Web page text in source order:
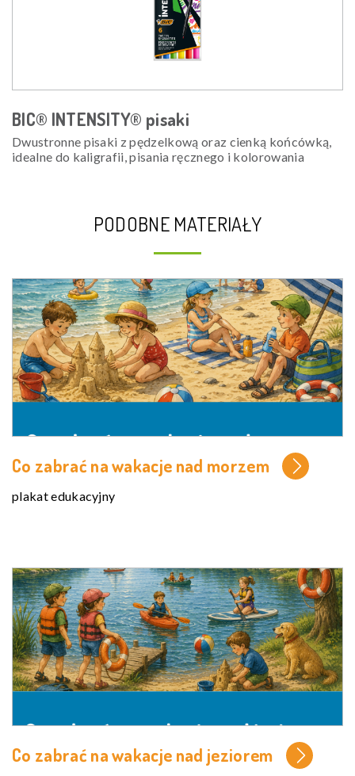
BIC® INTENSITY® pisaki
Dwustronne pisaki z pędzelkową oraz cienką końcówką,
idealne do kaligrafii, pisania ręcznego i kolorowania
PODOBNE MATERIAŁY
Co zabrać na wakacje nad morzem
plakat edukacyjny
Co zabrać na wakacje nad jeziorem